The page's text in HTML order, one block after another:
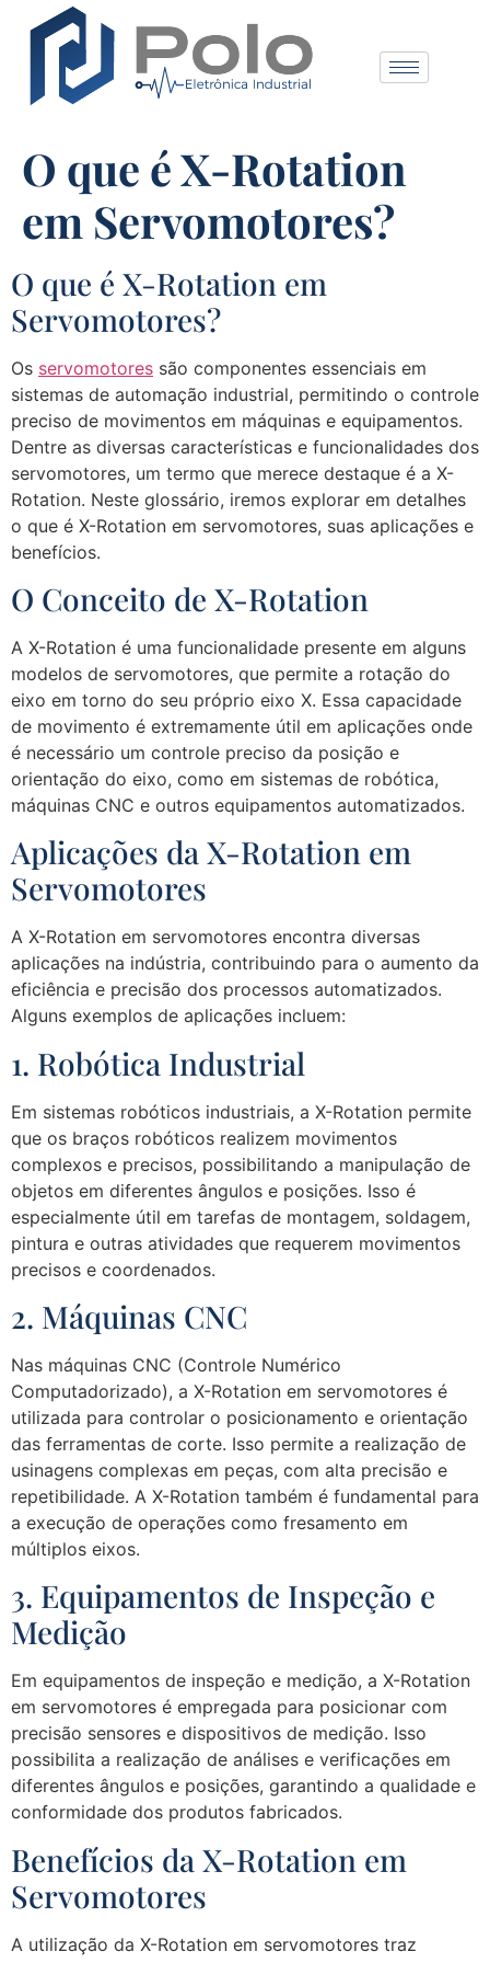
O que é X-Rotation
em Servomotores?
O que é X-Rotation em
Servomotores?
Os servomotores são componentes essenciais em
sistemas de automação industrial, permitindo o controle
preciso de movimentos em máquinas e equipamentos.
Dentre as diversas características e funcionalidades dos
servomotores, um termo que merece destaque é a X-
Rotation. Neste glossário, iremos explorar em detalhes
o que é X-Rotation em servomotores, suas aplicações e
benefícios.
O Conceito de X-Rotation
A X-Rotation é uma funcionalidade presente em alguns
modelos de servomotores, que permite a rotação do
eixo em torno do seu próprio eixo X. Essa capacidade
de movimento é extremamente útil em aplicações onde
é necessário um controle preciso da posição e
orientação do eixo, como em sistemas de robótica,
máquinas CNC e outros equipamentos automatizados.
Aplicações da X-Rotation em
Servomotores
A X-Rotation em servomotores encontra diversas
aplicações na indústria, contribuindo para o aumento da
eficiência e precisão dos processos automatizados.
Alguns exemplos de aplicações incluem:
1. Robótica Industrial
Em sistemas robóticos industriais, a X-Rotation permite
que os braços robóticos realizem movimentos
complexos e precisos, possibilitando a manipulação de
objetos em diferentes ângulos e posições. Isso é
especialmente útil em tarefas de montagem, soldagem,
pintura e outras atividades que requerem movimentos
precisos e coordenados.
2. Máquinas CNC
Nas máquinas CNC (Controle Numérico
Computadorizado), a X-Rotation em servomotores é
utilizada para controlar o posicionamento e orientação
das ferramentas de corte. Isso permite a realização de
usinagens complexas em peças, com alta precisão e
repetibilidade. A X-Rotation também é fundamental para
a execução de operações como fresamento em
múltiplos eixos.
3. Equipamentos de Inspeção e
Medição
Em equipamentos de inspeção e medição, a X-Rotation
em servomotores é empregada para posicionar com
precisão sensores e dispositivos de medição. Isso
possibilita a realização de análises e verificações em
diferentes ângulos e posições, garantindo a qualidade e
conformidade dos produtos fabricados.
Benefícios da X-Rotation em
Servomotores
A utilização da X-Rotation em servomotores traz